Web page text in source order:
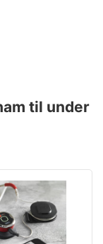
til under